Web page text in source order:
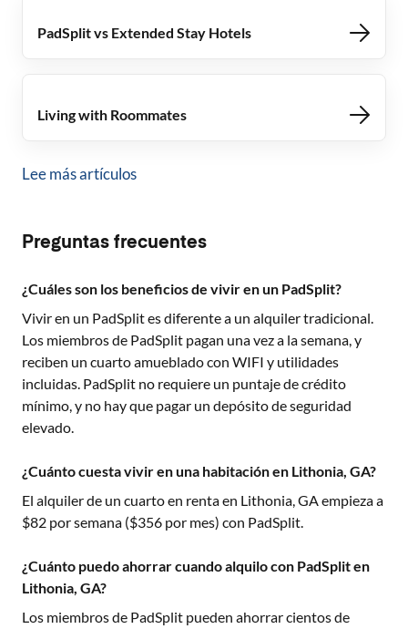
PadSplit vs Extended Stay Hotels
Living with Roommates
Lee más artículos
Preguntas frecuentes
¿Cuáles son los beneficios de vivir en un PadSplit?
Vivir en un PadSplit es diferente a un alquiler tradicional.
Los miembros de PadSplit pagan una vez a la semana, y
reciben un cuarto amueblado con WIFI y utilidades
incluidas. PadSplit no requiere un puntaje de crédito
mínimo, y no hay que pagar un depósito de seguridad
elevado.
¿Cuánto cuesta vivir en una habitación en Lithonia, GA?
El alquiler de un cuarto en renta en Lithonia, GAempieza a
$82 por semana ($356 por mes) con PadSplit.
¿Cuánto puedo ahorrar cuando alquilo con PadSplit en
Lithonia, GA?
Los miembros de PadSplit pueden ahorrar cientos de